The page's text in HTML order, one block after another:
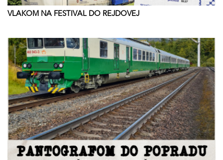
VLAKOM NA FESTIVAL DO REJDOVEJ